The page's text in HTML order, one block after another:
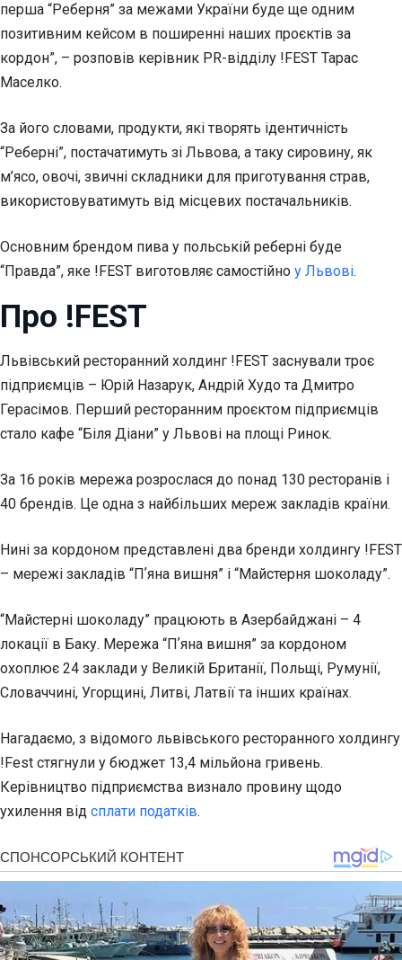
перша “Реберня” за межами України буде ще одним
позитивним кейсом в поширенні наших проєктів за
кордон”, – розповів керівник PR-відділу !FEST Тарас
Маселко.
За його словами, продукти, які творять ідентичність
“Реберні”, постачатимуть зі Львова, а таку сировину, як
м’ясо, овочі, звичні складники для приготування страв,
використовуватимуть від місцевих постачальників.
Основним брендом пива у польській реберні буде
“Правда”, яке !FEST виготовляє самостійно у Львові.
Про !FEST
Львівський ресторанний холдинг !FEST заснували троє
підприємців – Юрій Назарук, Андрій Худо та Дмитро
Герасімов. Перший ресторанним проєктом підприємців
стало кафе “Біля Діани” у Львові на площі Ринок.
За 16 років мережа розрослася до понад 130 ресторанів і
40 брендів. Це одна з найбільших мереж закладів країни.
Нині за кордоном представлені два бренди холдингу !FEST
– мережі закладів “Пʼяна вишня” і “Майстерня шоколаду”.
“Майстерні шоколаду” працюють в Азербайджані – 4
локації в Баку. Мережа “Пʼяна вишня” за кордоном
охоплює 24 заклади у Великій Британії, Польщі, Румунії,
Словаччині, Угорщині, Литві, Латвії та інших країнах.
Нагадаємо, з відомого львівського ресторанного холдингу
!Fest стягнули у бюджет 13,4 мільйона гривень.
Керівництво підприємства визнало провину щодо
ухилення від сплати податків.